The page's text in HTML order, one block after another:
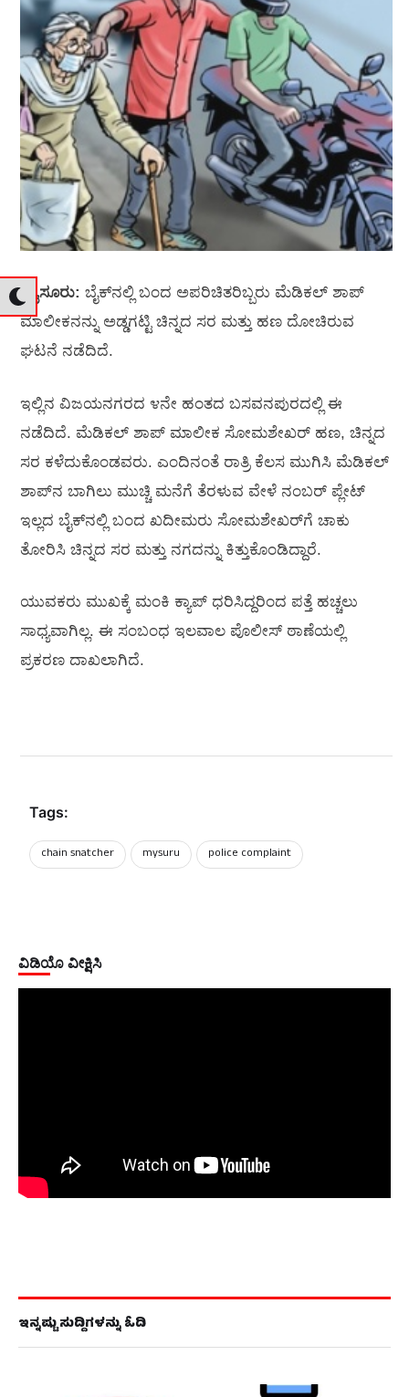
ಮೈಸೂರು: ಬೈಕ್‌ನಲ್ಲಿ ಬಂದ ಅಪರಿಚಿತರಿಬ್ಬರು ಮೆಡಿಕಲ್ ಶಾಪ್
ಮಾಲೀಕನನ್ನು ಅಡ್ಡಗಟ್ಟಿ ಚಿನ್ನದ ಸರ ಮತ್ತು ಹಣ ದೋಚಿರುವ
ಘಟನೆ ನಡೆದಿದೆ.
ಇಲ್ಲಿನ ವಿಜಯನಗರದ ೪ನೇ ಹಂತದ ಬಸವನಪುರದಲ್ಲಿ ಈ
ನಡೆದಿದೆ. ಮೆಡಿಕಲ್ ಶಾಪ್ ಮಾಲೀಕ ಸೋಮಶೇಖರ್ ಹಣ, ಚಿನ್ನದ
ಸರ ಕಳೆದುಕೊಂಡವರು. ಎಂದಿನಂತೆ ರಾತ್ರಿ ಕೆಲಸ ಮುಗಿಸಿ ಮೆಡಿಕಲ್
ಶಾಪ್‌ನ ಬಾಗಿಲು ಮುಚ್ಚಿ ಮನೆಗೆ ತೆರಳುವ ವೇಳೆ ನಂಬರ್ ಪ್ಲೇಟ್
ಇಲ್ಲದ ಬೈಕ್‌ನಲ್ಲಿ ಬಂದ ಖದೀಮರು ಸೋಮಶೇಖರ್‌ಗೆ ಚಾಕು
ತೋರಿಸಿ ಚಿನ್ನದ ಸರ ಮತ್ತು ನಗದನ್ನು ಕಿತ್ತುಕೊಂಡಿದ್ದಾರೆ.
ಯುವಕರು ಮುಖಕ್ಕೆ ಮಂಕಿ ಕ್ಯಾಪ್ ಧರಿಸಿದ್ದರಿಂದ ಪತ್ತೆ ಹಚ್ಚಲು
ಸಾಧ್ಯವಾಗಿಲ್ಲ. ಈ ಸಂಬಂಧ ಇಲವಾಲ ಪೊಲೀಸ್ ಠಾಣೆಯಲ್ಲಿ
ಪ್ರಕರಣ ದಾಖಲಾಗಿದೆ.
Tags:
chain snatcher mysuru police complaint
ವಿಡಿಯೊ ವೀಕ್ಷಿಸಿ
ಇನ್ನಷ್ಟು ಸುದ್ದಿಗಳನ್ನು ಓದಿ